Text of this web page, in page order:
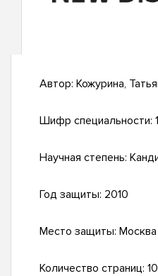
Автор: Кожурина,
Шифр специальности:
Научная степень:
Год защиты: 2010
Место защиты: Москва
Количество страниц: